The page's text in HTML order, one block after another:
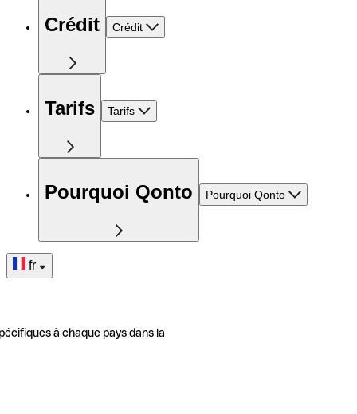
Crédit Crédit
Tarifs Tarifs
Pourquoi Qonto Pourquoi Qonto
fr
à chaque pays dans la